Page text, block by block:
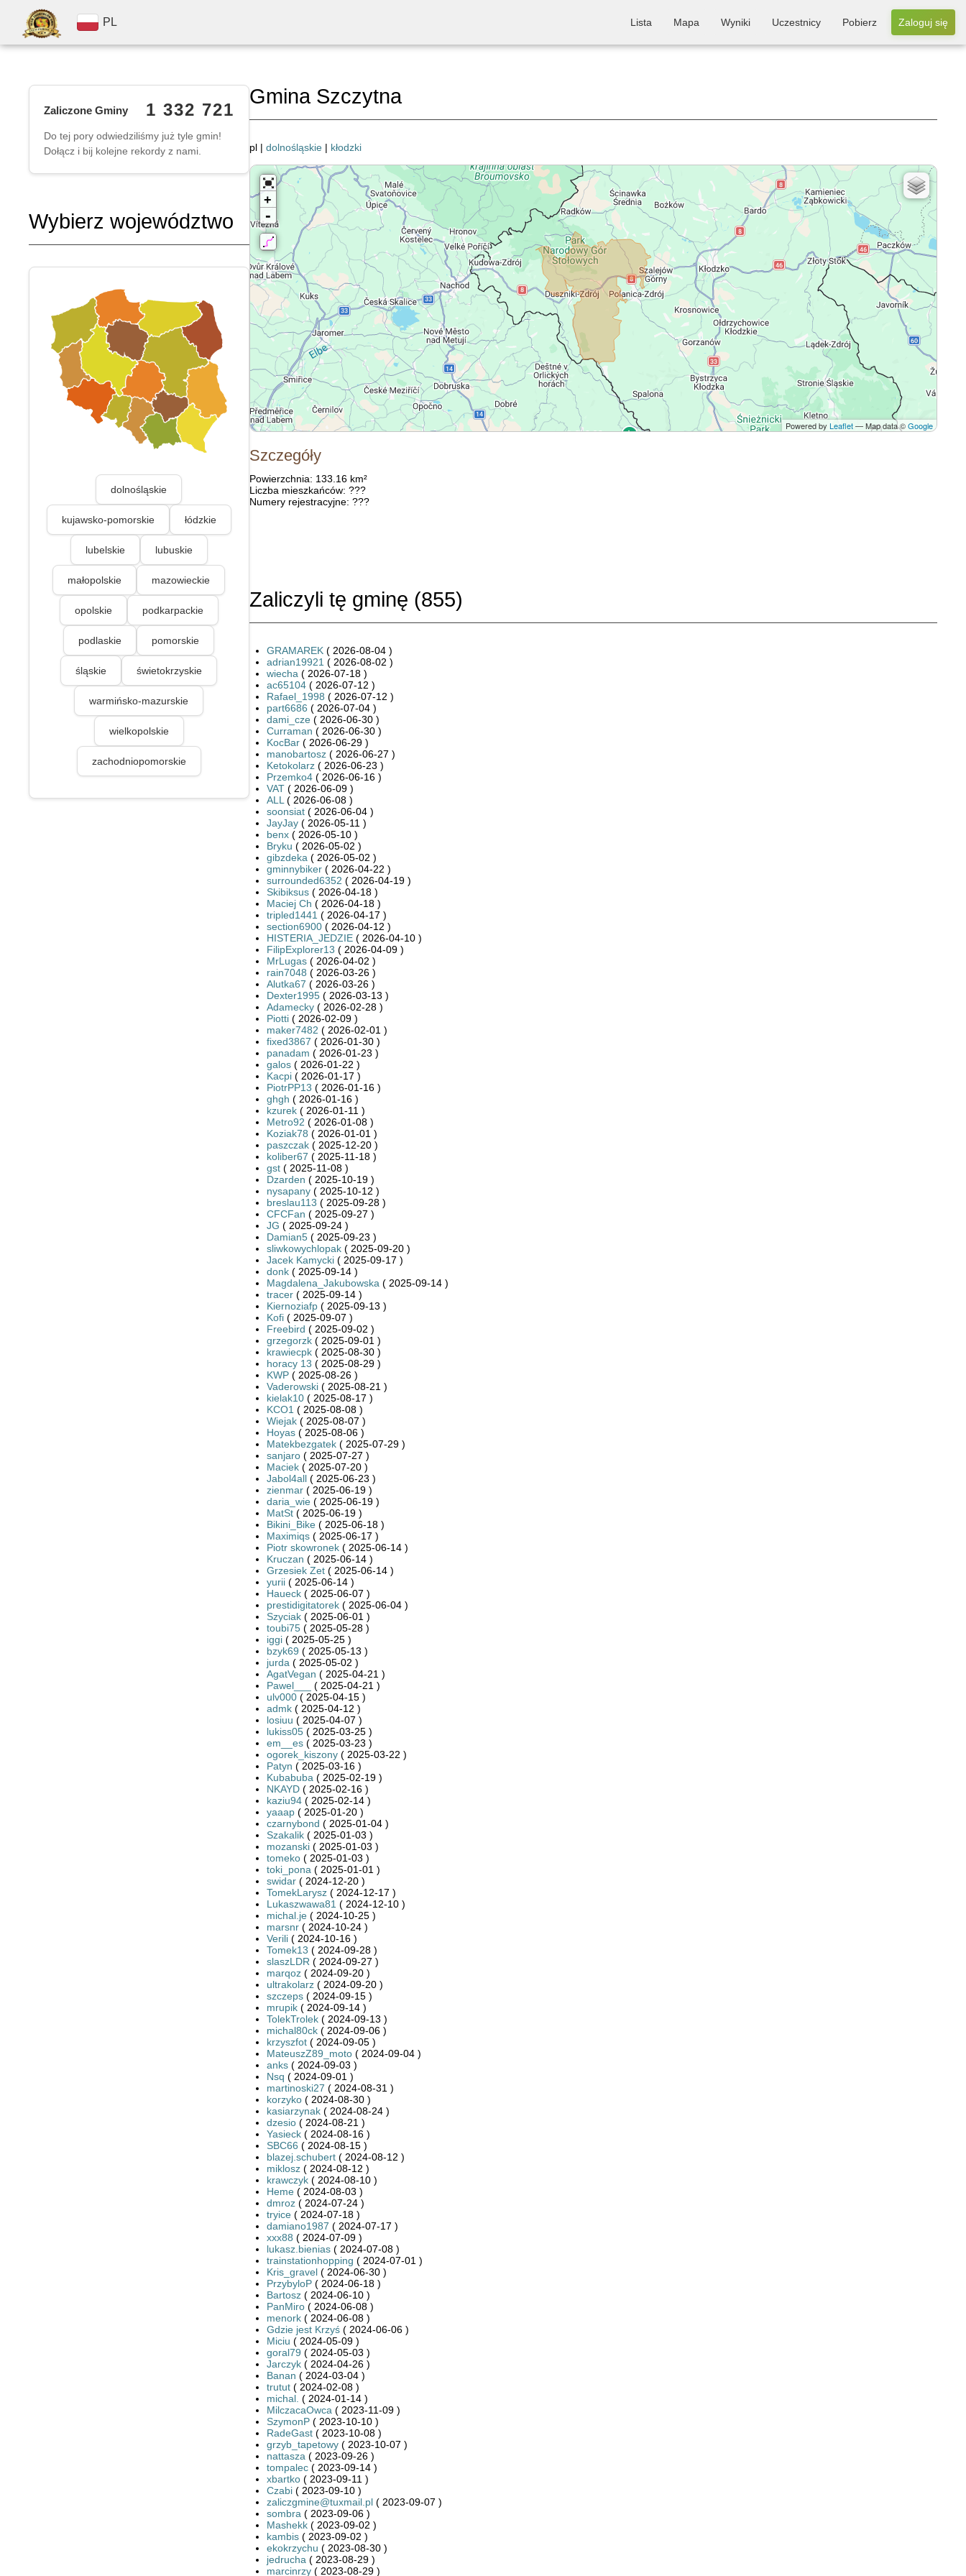
PL Lista Mapa Wyniki Uczestnicy Pobierz Zaloguj się
Zaliczone Gminy 1 332 721
Do tej pory odwiedziliśmy już tyle gmin!
Dołącz i bij kolejne rekordy z nami.
Wybierz województwo
dolnośląskie
kujawsko-pomorskie łódzkie
lubelskie lubuskie
małopolskie mazowieckie
opolskie podkarpackie
podlaskie pomorskie
śląskie świetokrzyskie
warmińsko-mazurskie
wielkopolskie
zachodniopomorskie
Gmina Szczytna
pl | dolnośląskie| kłodzki
+
-
Powered by Leaflet— Map data ©Google
Szczegóły
Powierzchnia: 133.16 km²
Liczba mieszkańców: ???
Numery rejestracyjne: ???
Zaliczyli tę gminę (855)
GRAMAREK( 2026-08-04 )
adrian19921 ( 2026-08-02 )
wiecha ( 2026-07-18 )
ac65104( 2026-07-12 )
Rafael_1998 ( 2026-07-12 )
part6686 ( 2026-07-04 )
dami_cze( 2026-06-30 )
Curraman ( 2026-06-30 )
KocBar( 2026-06-29 )
manobartosz( 2026-06-27 )
Ketokolarz( 2026-06-23 )
Przemko4( 2026-06-16 )
VAT( 2026-06-09 )
ALL ( 2026-06-08 )
soonsiat( 2026-06-04 )
JayJay( 2026-05-11 )
benx( 2026-05-10 )
Bryku ( 2026-05-02 )
gibzdeka ( 2026-05-02 )
gminnybiker( 2026-04-22 )
surrounded6352 ( 2026-04-19 )
Skibiksus( 2026-04-18 )
Maciej Ch ( 2026-04-18 )
tripled1441 ( 2026-04-17 )
section6900( 2026-04-12 )
HISTERIA_JEDZIE( 2026-04-10 )
FilipExplorer13 ( 2026-04-09 )
MrLugas( 2026-04-02 )
rain7048 ( 2026-03-26 )
Alutka67 ( 2026-03-26 )
Dexter1995( 2026-03-13 )
Adamecky( 2026-02-28 )
Piotti( 2026-02-09 )
maker7482 ( 2026-02-01 )
fixed3867 ( 2026-01-30 )
panadam ( 2026-01-23 )
galos( 2026-01-22 )
Kacpi( 2026-01-17 )
PiotrPP13 ( 2026-01-16 )
ghgh ( 2026-01-16 )
kzurek( 2026-01-11 )
Metro92 ( 2026-01-08 )
Koziak78 ( 2026-01-01 )
paszczak( 2025-12-20 )
koliber67 ( 2025-11-18 )
gst( 2025-11-08 )
Dzarden ( 2025-10-19 )
nysapany( 2025-10-12 )
breslau113 ( 2025-09-28 )
CFCFan ( 2025-09-27 )
JG ( 2025-09-24 )
Damian5( 2025-09-23 )
sliwkowychlopak( 2025-09-20 )
Jacek Kamycki( 2025-09-17 )
donk( 2025-09-14 )
Magdalena_Jakubowska ( 2025-09-14 )
tracer( 2025-09-14 )
Kiernoziafp( 2025-09-13 )
Kofi( 2025-09-07 )
Freebird ( 2025-09-02 )
grzegorzk( 2025-09-01 )
krawiecpk( 2025-08-30 )
horacy 13 ( 2025-08-29 )
KWP( 2025-08-26 )
Vaderowski( 2025-08-21 )
kielak10( 2025-08-17 )
KCO1 ( 2025-08-08 )
Wiejak( 2025-08-07 )
Hoyas( 2025-08-06 )
Matekbezgatek( 2025-07-29 )
sanjaro( 2025-07-27 )
Maciek( 2025-07-20 )
Jabol4all( 2025-06-23 )
zienmar( 2025-06-19 )
daria_wie( 2025-06-19 )
MatSt( 2025-06-19 )
Bikini_Bike( 2025-06-18 )
Maximiqs( 2025-06-17 )
Piotr skowronek( 2025-06-14 )
Kruczan ( 2025-06-14 )
Grzesiek Zet( 2025-06-14 )
yurii( 2025-06-14 )
Haueck( 2025-06-07 )
prestidigitatorek( 2025-06-04 )
Szyciak( 2025-06-01 )
toubi75( 2025-05-28 )
iggi( 2025-05-25 )
bzyk69 ( 2025-05-13 )
jurda ( 2025-05-02 )
AgatVegan ( 2025-04-21 )
Pawel___
( 2025-04-21 )
ulv000( 2025-04-15 )
admk( 2025-04-12 )
losiuu ( 2025-04-07 )
lukiss05( 2025-03-25 )
em__es( 2025-03-23 )
ogorek_kiszony( 2025-03-22 )
Patyn ( 2025-03-16 )
Kubabuba ( 2025-02-19 )
NKAYD( 2025-02-16 )
kaziu94( 2025-02-14 )
yaaap( 2025-01-20 )
czarnybond ( 2025-01-04 )
Szakalik( 2025-01-03 )
mozanski( 2025-01-03 )
tomeko( 2025-01-03 )
toki_pona ( 2025-01-01 )
swidar( 2024-12-20 )
TomekLarysz( 2024-12-17 )
Lukaszwawa81 ( 2024-12-10 )
michal.je( 2024-10-25 )
marsnr( 2024-10-24 )
Verili( 2024-10-16 )
Tomek13 ( 2024-09-28 )
slaszLDR ( 2024-09-27 )
marqoz( 2024-09-20 )
ultrakolarz( 2024-09-20 )
szczeps( 2024-09-15 )
mrupik( 2024-09-14 )
TolekTrolek( 2024-09-13 )
michal80ck( 2024-09-06 )
krzyszfot( 2024-09-05 )
MateuszZ89_moto( 2024-09-04 )
anks( 2024-09-03 )
Nsq ( 2024-09-01 )
martinoski27 ( 2024-08-31 )
korzyko( 2024-08-30 )
kasiarzynak( 2024-08-24 )
dzesio( 2024-08-21 )
Yasieck( 2024-08-16 )
SBC66 ( 2024-08-15 )
blazej.schubert( 2024-08-12 )
miklosz( 2024-08-12 )
krawczyk( 2024-08-10 )
Heme( 2024-08-03 )
dmroz( 2024-07-24 )
tryice( 2024-07-18 )
damiano1987 ( 2024-07-17 )
xxx88 ( 2024-07-09 )
lukasz.bienias( 2024-07-08 )
trainstationhopping ( 2024-07-01 )
Kris_gravel( 2024-06-30 )
PrzybyloP( 2024-06-18 )
Bartosz( 2024-06-10 )
PanMiro( 2024-06-08 )
menork( 2024-06-08 )
Gdzie jest Krzyś( 2024-06-06 )
Miciu ( 2024-05-09 )
goral79 ( 2024-05-03 )
Jarczyk( 2024-04-26 )
Banan ( 2024-03-04 )
trutut( 2024-02-08 )
michal. ( 2024-01-14 )
MilczacaOwca ( 2023-11-09 )
SzymonP( 2023-10-10 )
RadeGast( 2023-10-08 )
grzyb_tapetowy( 2023-10-07 )
nattasza ( 2023-09-26 )
tompalec( 2023-09-14 )
xbartko( 2023-09-11 )
Czabi( 2023-09-10 )
zaliczgmine@tuxmail.pl( 2023-09-07 )
sombra ( 2023-09-06 )
Mashekk( 2023-09-02 )
kambis( 2023-09-02 )
ekokrzychu ( 2023-08-30 )
jedrucha ( 2023-08-29 )
marcinrzy( 2023-08-29 )